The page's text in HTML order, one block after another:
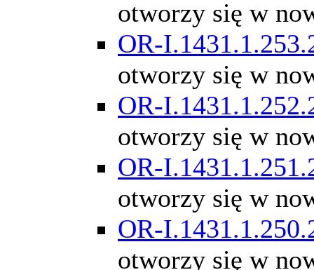
otworzy się w
OR-
otworzy się w
OR-
otworzy się w
OR-
otworzy się w
OR-
otworzy się w